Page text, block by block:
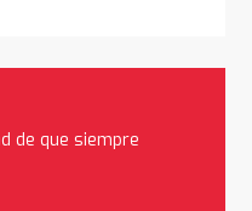
de que siempre